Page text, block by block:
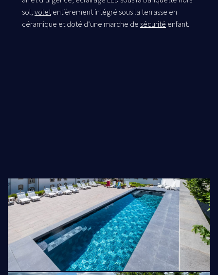
sol, voletentièrement intégré sous la terrasse en
céramique et doté d’une marche de sécurité enfant.